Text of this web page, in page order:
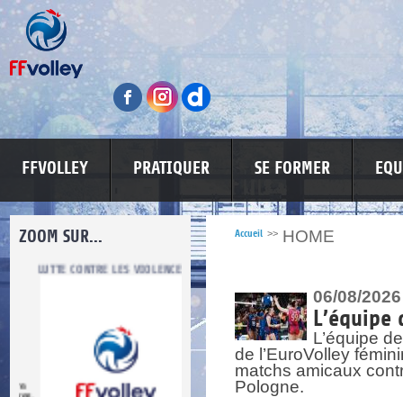
FFVOLLEY PRATIQUER SE FORMER
ZOOM SUR...
LUTTE CONTRE LES VIOLENCES MA PETITE SPONSO
Accueil >> HOME
06/08/2026
L’équipe
L’équipe
de l’EuroVolley
matchs amicaux
Pologne.